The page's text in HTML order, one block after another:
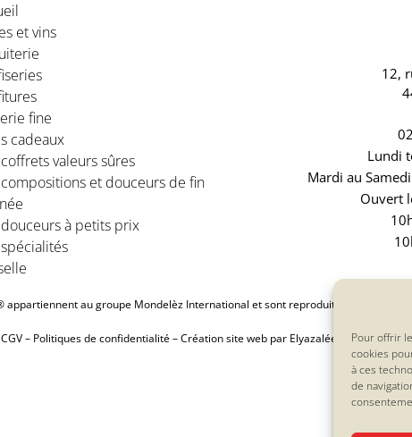
Pour offrir
cookies
à ces
de
et vins
fine
cadeaux
valeurs sûres
et douceurs de fin
à petits prix
12,
Lundi
Mardi au
Ouvert
appartiennent au groupe Mondelèz International et sont reproduits avec l’accord
CGV– Politiques de confidentialité–Création site web par Elyazalée